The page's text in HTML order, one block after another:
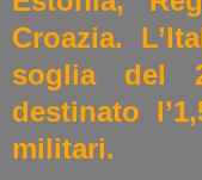
Croazia.
soglia del
destinato
militari.